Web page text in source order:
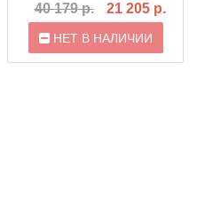
40 179 р. 21 205 р.
НЕТ В НАЛИЧИИ